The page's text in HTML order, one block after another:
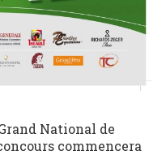
National de
commencera